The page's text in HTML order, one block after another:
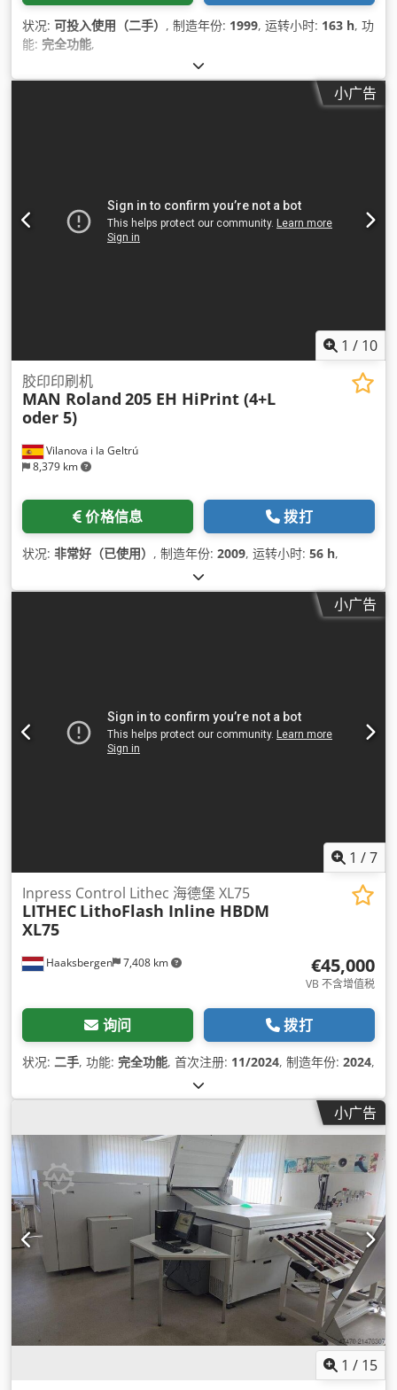
状况: 可投入使用（二手） , 制造年份: 1999, 运转小时: 163 h, 功
能: 完全功能,
小广告
1 / 10
Vilanova i la Geltrú
8,379 km
胶印印刷机
MAN Roland 205 EH HiPrint (4+L
oder 5)
价格信息 拨打
状况: 非常好（已使用） , 制造年份: 2009, 运转小时: 56 h,
小广告
1 /7
Haaksbergen 7,408 km
Inpress Control Lithec 海德堡 XL75
LITHEC LithoFlash Inline HBDM
XL75
€45,000
VB 不含增值税
询问 拨打
状况: 二手, 功能: 完全功能, 首次注册: 11/2024, 制造年份: 2024,
小广告
1 / 15